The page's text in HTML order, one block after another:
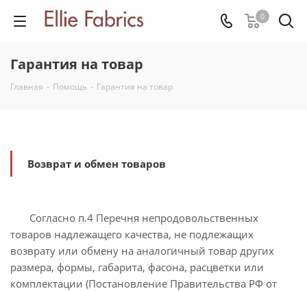
0
Гарантия на товар
Главная - Помощь - Гарантия на товар
Возврат и обмен товаров
Согласно п.4 Перечня непродовольственных
товаров надлежащего качества, не подлежащих
возврату или обмену на аналогичный товар других
размера, формы, габарита, фасона, расцветки или
комплектации (Постановление Правительства РФ от